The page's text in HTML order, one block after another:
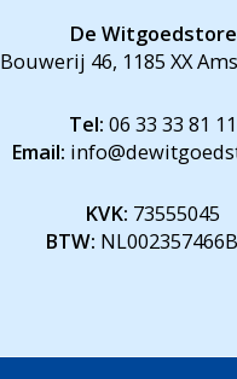
De Witgoedstore
Bouwerij 46, 1185 XX
Tel: 06 33 33 81 11
Email:
KVK: 73555045
BTW: